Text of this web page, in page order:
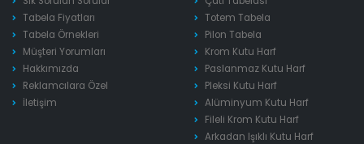
Tabela Fiyatları
Tabela Örnekleri
Müşteri Yorumları
Hakkımızda
Reklamcılara Özel
İletişim
Totem Tabela
Pilon Tabela
Krom Kutu Harf
Paslanmaz Kutu Harf
Pleksi Kutu Harf
Alüminyum Kutu Harf
Fileli Krom Kutu Harf
Arkadan Işıklı Kutu Harf